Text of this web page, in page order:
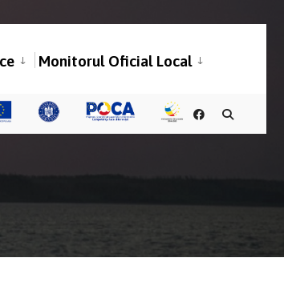
Monitorul Oficial Local